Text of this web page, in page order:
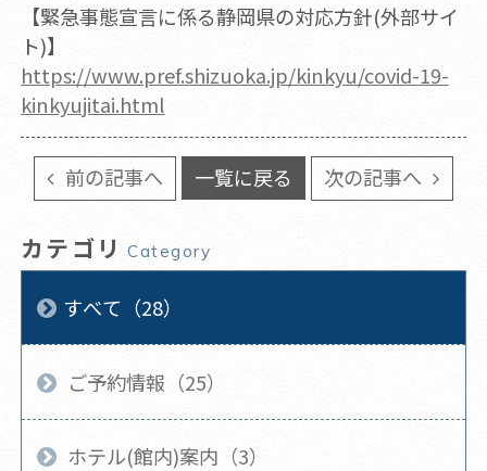
【緊急事態宣言に係る静岡県の対応方針(外部サイ
ト)】
https://www.pref.shizuoka.jp/kinkyu/covid-19-
kinkyujitai.html
前の記事へ 一覧に戻る 次の記事へ
カテゴリ Category
すべて（28）
ご予約情報（25）
ホテル(館内)案内（3）